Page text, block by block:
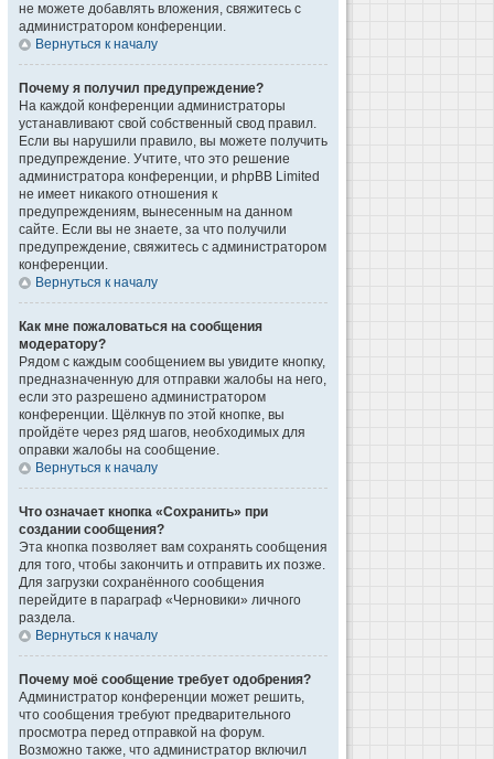
не можете добавлять вложения, свяжитесь с
администратором конференции.
Вернуться к началу
Почему я получил предупреждение?
На каждой конференции администраторы
устанавливают свой собственный свод правил.
Если вы нарушили правило, вы можете получить
предупреждение. Учтите, что это решение
администратора конференции, и phpBB Limited
не имеет никакого отношения к
предупреждениям, вынесенным на данном
сайте. Если вы не знаете, за что получили
предупреждение, свяжитесь с администратором
конференции.
Вернуться к началу
Как мне пожаловаться на сообщения
модератору?
Рядом с каждым сообщением вы увидите кнопку,
предназначенную для отправки жалобы на него,
если это разрешено администратором
конференции. Щёлкнув по этой кнопке, вы
пройдёте через ряд шагов, необходимых для
оправки жалобы на сообщение.
Вернуться к началу
Что означает кнопка «Сохранить» при
создании сообщения?
Эта кнопка позволяет вам сохранять сообщения
для того, чтобы закончить и отправить их позже.
Для загрузки сохранённого сообщения
перейдите в параграф «Черновики» личного
раздела.
Вернуться к началу
Почему моё сообщение требует одобрения?
Администратор конференции может решить,
что сообщения требуют предварительного
просмотра перед отправкой на форум.
Возможно также, что администратор включил